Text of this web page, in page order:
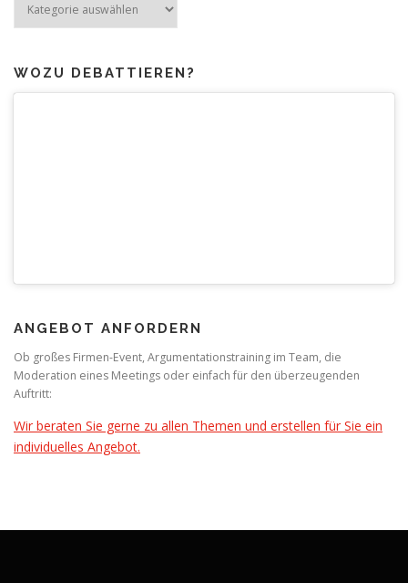
zum
WOZU DEBATTIEREN?
ANGEBOT ANFORDERN
Ob großes Firmen-Event, Argumentationstraining im Team, die
Moderation eines Meetings oder einfach für den überzeugenden
Auftritt:
Wir beraten Sie gerne zu allen Themen und erstellen für Sie ein
individuelles Angebot.